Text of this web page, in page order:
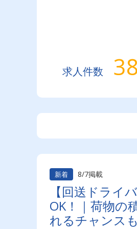
求人件数 38
新着 8/7掲載
【回送ドライ
OK！｜荷物の
れるチャンス